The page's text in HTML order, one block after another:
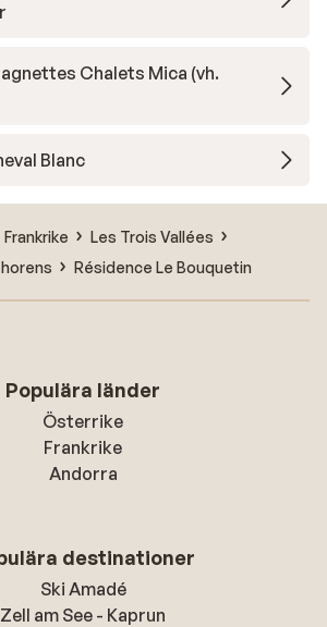
Chalets Mica (vh.
Blanc
Frankrike
Les Trois Vallées
Résidence Le Bouquetin
Populära länder
Österrike
Frankrike
Andorra
destinationer
Ski Amadé
Zell am See - Kaprun